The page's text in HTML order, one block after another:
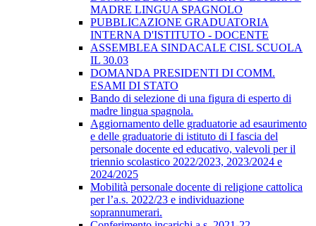
MADRE LINGUA SPAGNOLO
PUBBLICAZIONE GRADUATORIA
INTERNA D'ISTITUTO - DOCENTE
ASSEMBLEA SINDACALE CISL SCUOLA
IL 30.03
DOMANDA PRESIDENTI DI COMM.
ESAMI DI STATO
Bando di selezione di una figura di esperto di
madre lingua spagnola.
Aggiornamento delle graduatorie ad esaurimento
e delle graduatorie di istituto di I fascia del
personale docente ed educativo, valevoli per il
triennio scolastico 2022/2023, 2023/2024 e
2024/2025
Mobilità personale docente di religione cattolica
per l’a.s. 2022/23 e individuazione
soprannumerari.